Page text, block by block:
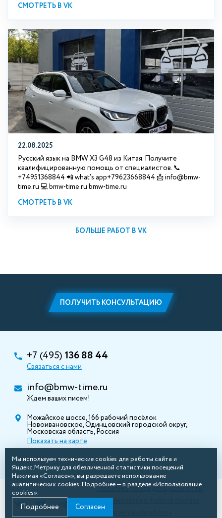
СМОТРЕТЬ В VK
22.08.2025
Русский язык на BMW X3 G48 из Китая. Получите
квалифицированную помощь от специалистов. 📞
+74951368844 📲 what's app+79623668844 📩 info@bmw-
time.ru 💻 bmw-time.ru bmw-time.ru
СМОТРЕТЬ В VK
БОЛЬШЕ РАБОТ В VK
ПОЛУЧИТЬ КОНСУЛЬТАЦИЮ
+7 (495) 136 88 44
Связаться с нами
info@bmw-time.ru
Ждем ваших писем!
Можайское шоссе, 166 рабочий посёлок
Новоивановское, Одинцовский городской округ,
Московская область, Россия
Показать на карте
Политика конфиденциальности
Использование файлов cookies
Мы используем технические cookies для работы сайта и
Яндекс.Метрику для обезличенной статистики посещений.
Нажимая «Согласен», вы разрешаете использование
аналитических cookies. Подробнее — в разделе «Использование
cookies».
Подробнее Согласен